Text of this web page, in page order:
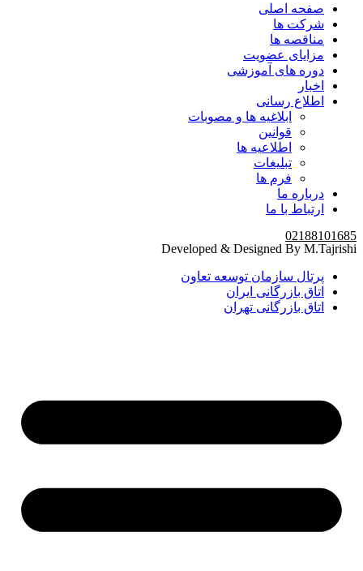
صفحه اصلی
شرکت ها
مناقصه ها
مزایای عضویت
دوره های آموزشی
اخبار
اطلاع رسانی
ابلاغیه ها و مصوبات
قوانین
اطلاعیه ها
تبلیغات
فرم ها
درباره ما
ارتباط با ما
02188101685
Developed & Designed By M.Tajrishi
پرتال سازمان توسعه تعاون
اتاق بازرگانی ایران
اتاق بازرگانی تهران